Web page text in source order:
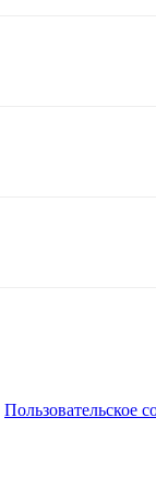
Пользовательское